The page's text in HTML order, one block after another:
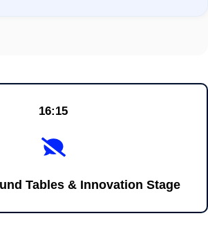
16:15
Tables & Innovation Stage